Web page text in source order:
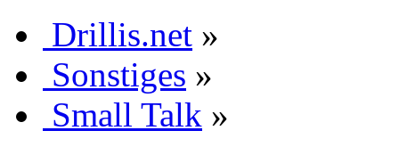
Drillis.net »
Sonstiges »
Small Talk »